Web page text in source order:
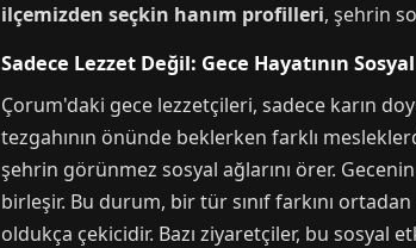
ilçemizden seçkin hanım profilleri, şehrin
Sadece Lezzet Değil: Gece Hayatının
Çorum'daki gece lezzetçileri, sadece karın
tezgahının önünde beklerken farklı
şehrin görünmez sosyal ağlarını örer.
birleşir. Bu durum, bir tür sınıf farkını
oldukça çekicidir. Bazı ziyaretçiler, bu sosyal